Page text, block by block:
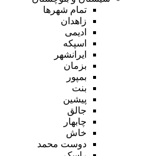
تمام شهر‌ها
زاهدان
ادیمی
اسپکه
ایرانشهر
بزمان
بمپور
بنت
پیشین
جالق
چابهار
خاش
دوست محمد